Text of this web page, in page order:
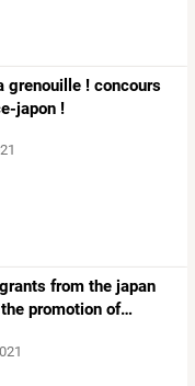
grenouille ! concours
japon !
grants from the japan
promotion of…